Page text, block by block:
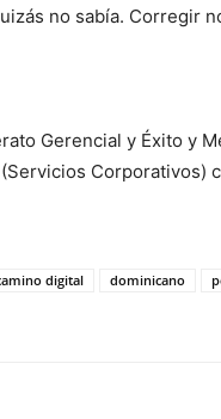
no sabía. Corregir
Gerencial y Éxito y
Cor­porativos)
digital dominicano